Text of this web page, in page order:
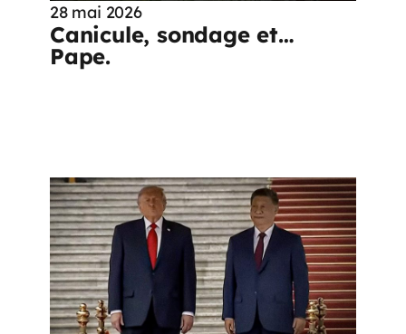
28 mai 2026
Canicule, sondage et…
Pape.